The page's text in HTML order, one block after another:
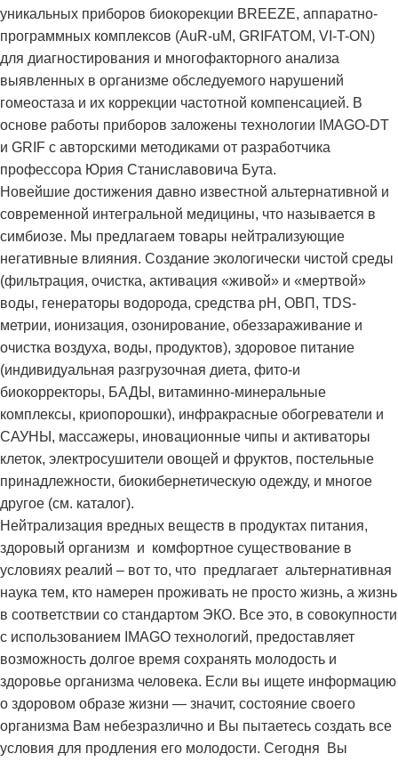
уникальных приборов биокорекции BREEZE, аппаратно-
программных комплексов (AuR-uM, GRIFATOM, VI-T-ON)
для диагностирования и многофакторного анализа
выявленных в организме обследуемого нарушений
гомеостаза и их коррекции частотной компенсацией. В
основе работы приборов заложены технологии IMAGO-DT
и GRIF c авторскими методиками от разработчика
профессора Юрия Станиславовича Бута.
Новейшие достижения давно известной альтернативной и
современной интегральной медицины, что называется в
симбиозе. Мы предлагаем товары нейтрализующие
негативные влияния. Создание экологически чистой среды
(фильтрация, очистка, активация «живой» и «мертвой»
воды, генераторы водорода, средства рН, ОВП, TDS-
метрии, ионизация, озонирование, обеззараживание и
очистка воздуха, воды, продуктов), здоровое питание
(индивидуальная разгрузочная диета, фито-и
биокорректоры, БАДЫ, витаминно-минеральные
комплексы, криопорошки), инфракрасные обогреватели и
САУНЫ, массажеры, иновационные чипы и активаторы
клеток, электросушители овощей и фруктов, постельные
принадлежности, биокибернетическую одежду, и многое
другое (см. каталог).
Нейтрализация вредных веществ в продуктах питания,
здоровый организм и комфортное существование в
условиях реалий – вот то, что предлагает альтернативная
наука тем, кто намерен проживать не просто жизнь, а жизнь
в соответствии со стандартом ЭКО. Все это, в совокупности
с использованием IMAGO технологий, предоставляет
возможность долгое время сохранять молодость и
здоровье организма человека. Если вы ищете информацию
о здоровом образе жизни — значит, состояние своего
организма Вам небезразлично и Вы пытаетесь создать все
условия для продления его молодости. Сегодня Вы